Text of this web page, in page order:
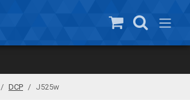
DCP J525w